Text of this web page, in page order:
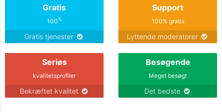
Gratis
100%
Gratis tjenester
Support
100% gratis
Lyttende moderatorer
Seriøs
kvalitetsprofiler
Bekræftet kvalitet
Besøgende
Meget besøgt
Det bedste